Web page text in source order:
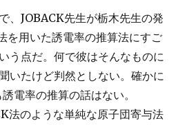
、JOBACK先生が栃木先生の発
を用いた誘電率の推算法にすご
う点だ。何で彼はそんなものに
いたけど判然としない。確かに
電率の推算の話はない。
法のような単純な原子団寄与法